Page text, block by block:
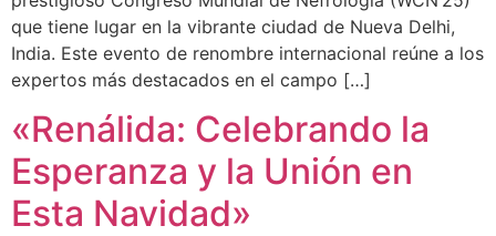
que tiene lugar en la vibrante ciudad de Nueva Delhi,
India. Este evento de renombre internacional reúne a los
expertos más destacados en el campo […]
«Renálida: Celebrando la
Esperanza y la Unión en
Esta Navidad»